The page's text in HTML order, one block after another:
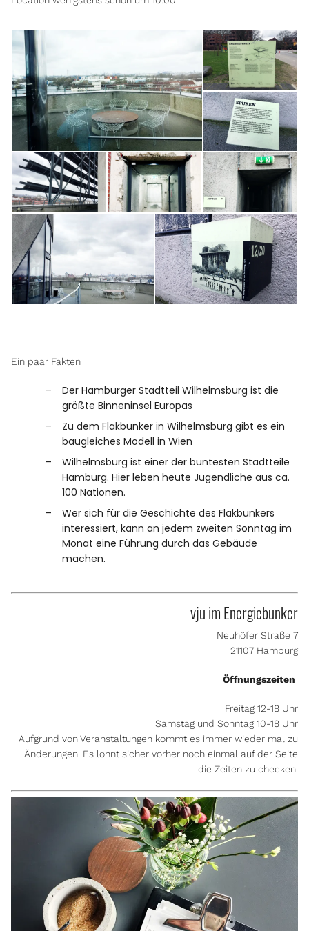
Ein paar Fakten
Der Hamburger Stadtteil Wilhelmsburg ist die
größte Binneninsel Europas
Zu dem Flakbunker in Wilhelmsburg gibt es ein
baugleiches Modell in Wien
Wilhelmsburg ist einer der buntesten Stadtteile
Hamburg. Hier leben heute Jugendliche aus ca.
100 Nationen.
Wer sich für die Geschichte des Flakbunkers
interessiert, kann an jedem zweiten Sonntag im
Monat eine Führung durch das Gebäude
machen.
vju im Energiebunker
Neuhöfer Straße 7
21107 Hamburg
Öffnungszeiten
Freitag 12-18 Uhr
Samstag und Sonntag 10-18 Uhr
Aufgrund von Veranstaltungen kommt es immer wieder mal zu
Änderungen. Es lohnt sicher vorher noch einmal auf der Seite
die Zeiten zu checken.